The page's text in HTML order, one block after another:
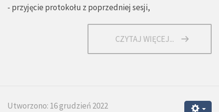
- przyjęcie protokołu z poprzedniej sesji,
CZYTAJ WIĘCEJ...
Utworzono: 16 grudzień 2022